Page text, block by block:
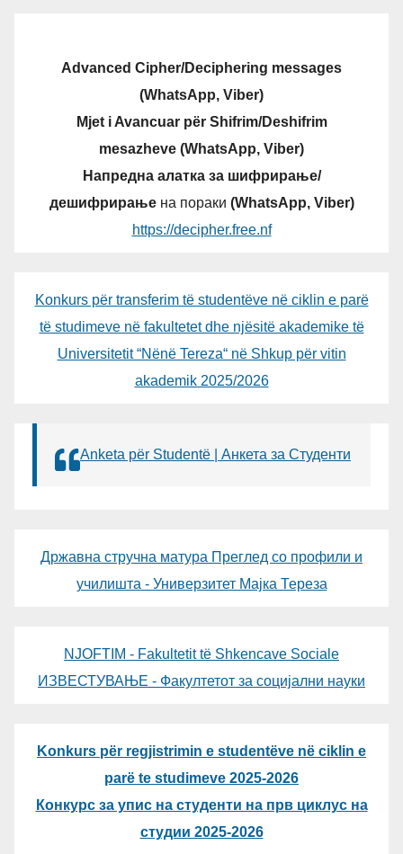
Advanced Cipher/Deciphering messages
(WhatsApp, Viber)
Mjet i Avancuar për Shifrim/Deshifrim
mesazheve (WhatsApp, Viber)
Напредна алатка за шифрирање/
дешифрирањена пораки (WhatsApp, Viber)
https://decipher.free.nf
Konkurs për transferim të studentëve në ciklin e parë
të studimeve në fakultetet dhe njësitë akademike të
Universitetit “Nënë Tereza“ në Shkup për vitin
akademik 2025/2026
Anketa për Studentë | Анкета за Студенти
Државна стручна матура Преглед со профили и
училишта - Универзитет Мајка Тереза
NJOFTIM - Fakultetit të Shkencave Sociale
ИЗВЕСТУВАЊЕ - Факултетот за социјални науки
Konkurs për regjistrimin e studentëve në ciklin e
parë te studimeve 2025-2026
Конкурс за упис на студенти на прв циклус на
студии 2025-2026